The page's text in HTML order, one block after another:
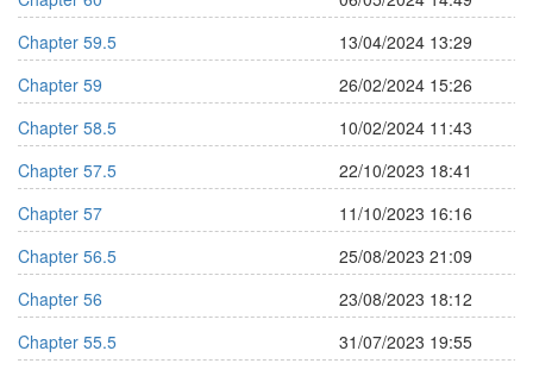
Chapter 59.5
13/04/2024 13:29
Chapter 59
26/02/2024 15:26
Chapter 58.5
10/02/2024 11:43
Chapter 57.5
22/10/2023 18:41
Chapter 57
11/10/2023 16:16
Chapter 56.5
25/08/2023 21:09
Chapter 56
23/08/2023 18:12
Chapter 55.5
31/07/2023 19:55